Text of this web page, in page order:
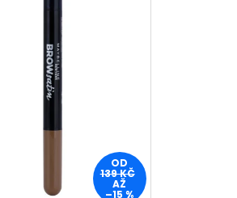
OD
139 KČ
AŽ
–15 %